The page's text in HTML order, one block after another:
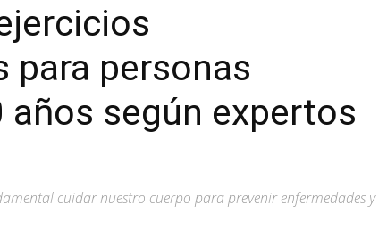
para personas
años según expertos
cuidar nuestro cuerpo para prevenir enfermedades y